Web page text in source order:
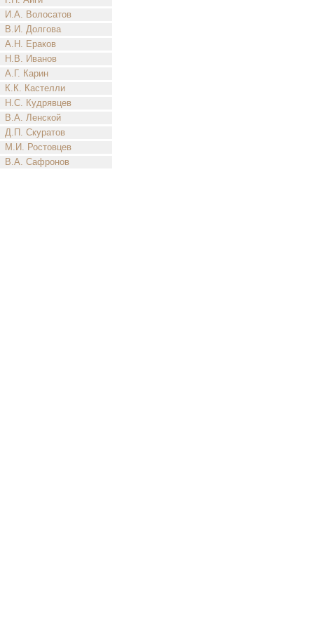
И.А. Волосатов
В.И. Долгова
А.Н. Ераков
Н.В. Иванов
А.Г. Карин
К.К. Кастелли
Н.С. Кудрявцев
В.А. Ленской
Д.П. Скуратов
М.И. Ростовцев
В.А. Сафронов